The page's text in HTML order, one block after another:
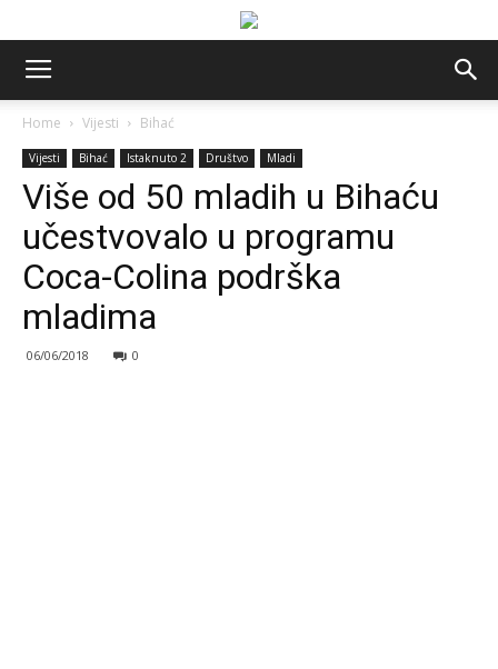
Home Vijesti Bihać
Vijesti Bihać Istaknuto 2 Društvo Mladi
Više od 50 mladih u Bihaću
učestvovalo u programu
Coca-Colina podrška
mladima
06/06/2018 0